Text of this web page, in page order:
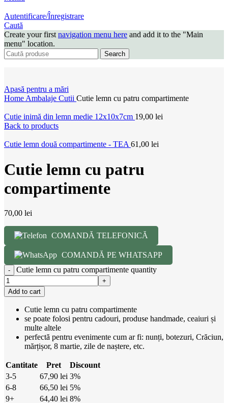
Autentificare/Înregistrare
Caută
Create your first navigation menu here and add it to the "Main
menu" location.
Search
Apasă pentru a mări
Home Ambalaje Cutii Cutie lemn cu patru compartimente
Cutie inimă din lemn medie 12x10x7cm 19,00 lei
Back to products
Cutie lemn două compartimente - TEA 61,00 lei
Cutie lemn cu patru
compartimente
70,00 lei
COMANDĂ TELEFONICĂ
COMANDĂ PE WHATSAPP
Cutie lemn cu patru compartimente quantity
Add to cart
Cutie lemn cu patru compartimente
se poate folosi pentru cadouri, produse handmade, ceaiuri și
multe altele
perfectă pentru evenimente cum ar fi: nunți, botezuri, Crăciun,
mărțișor, 8 martie, zile de naștere, etc.
Cantitate Pret
Discount
3-5
67,90 lei 3%
6-8
66,50 lei 5%
9+
64,40 lei 8%